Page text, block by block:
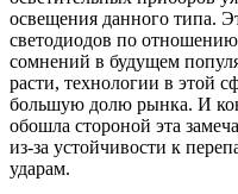
освещения данного типа.
светодиодов по
сомнений в будущем
расти, технологии в этой
большую долю рынка. И
обошла стороной эта
из-за устойчивости к
ударам.